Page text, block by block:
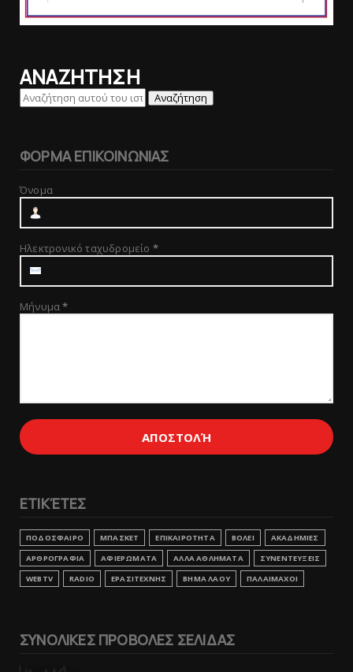
ΑΝΑΖΗΤΗΣΗ
ΦΟΡΜΑ ΕΠΙΚΟΙΝΩΝΙΑΣ
Όνομα
Ηλεκτρονικό ταχυδρομείο *
Μήνυμα*
ΕΤΙΚΈΤΕΣ
ΠΟΔΟΣΦΑΙΡΟ ΜΠΑΣΚΕΤ ΕΠΙΚΑΙΡΟΤΗΤΑ ΒΟΛΕΙ
ΑΚΑΔΗΜΙΕΣ
ΑΡΘΡΟΓΡΑΦΙΑ
ΑΦΙΕΡΩΜΑΤΑ ΑΛΛΑ ΑΘΛΗΜΑΤΑ
ΣΥΝΕΝΤΕΥΞΕΙΣ
WEBTV
RADIO ΕΡΑΣΙΤΕΧΝΗΣ ΒΗΜΑ ΛΑΟΥ ΠΑΛΑΙΜΑΧΟΙ
ΣΥΝΟΛΙΚΕΣ ΠΡΟΒΟΛΕΣ ΣΕΛΙΔΑΣ